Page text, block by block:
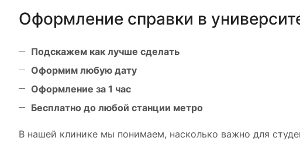
Оформление справки в
Подскажем как лучше сделать
Оформим любую дату
Оформление за 1 час
Бесплатно до любой станции метро
В нашей клинике мы понимаем, насколько важно для